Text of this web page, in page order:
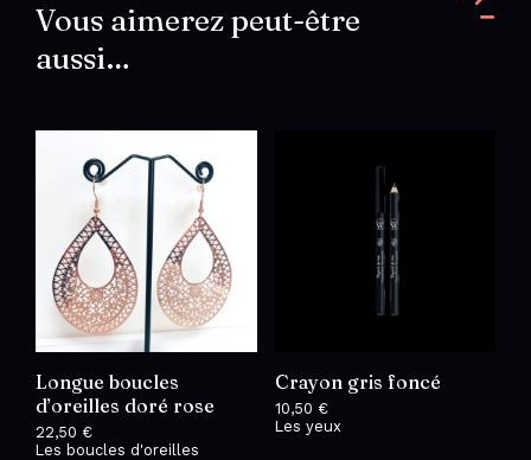
Vous aimerez peut-être
aussi…
Longue boucles
d’oreilles doré rose
22,50 €
Les boucles d'oreilles
Crayon gris foncé
10,50 €
Les yeux